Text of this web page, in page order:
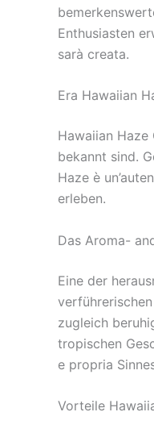
Enthusiasten
sarà creata.
Era Hawaiian
Hawaiian
bekannt sind.
Haze è
erleben.
Das Aroma-
Eine der
zugleich
tropischen
e propria
Vorteile